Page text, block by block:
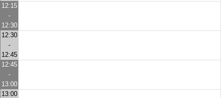
12:15
-
12:30
12:30
-
12:45
12:45
-
13:00
13:00